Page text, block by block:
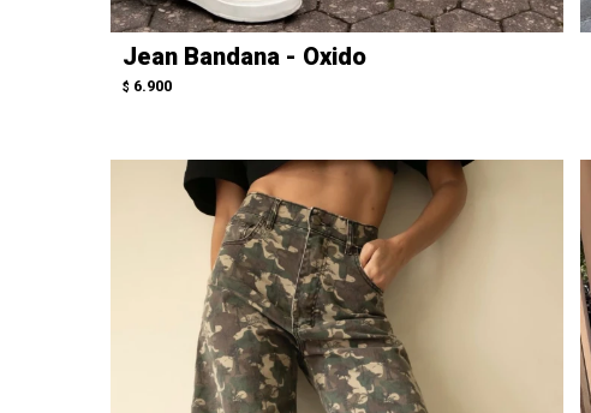
Jean Bandana - Oxido
$ 6.900